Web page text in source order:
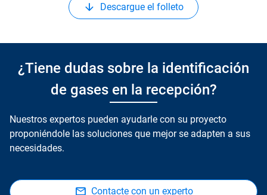
Descargue el folleto
¿Tiene dudas sobre la identificación
de gases en la recepción?
Nuestros expertos pueden ayudarle con su proyecto
proponiéndole las soluciones que mejor se adapten a sus
necesidades.
Contacte con un experto